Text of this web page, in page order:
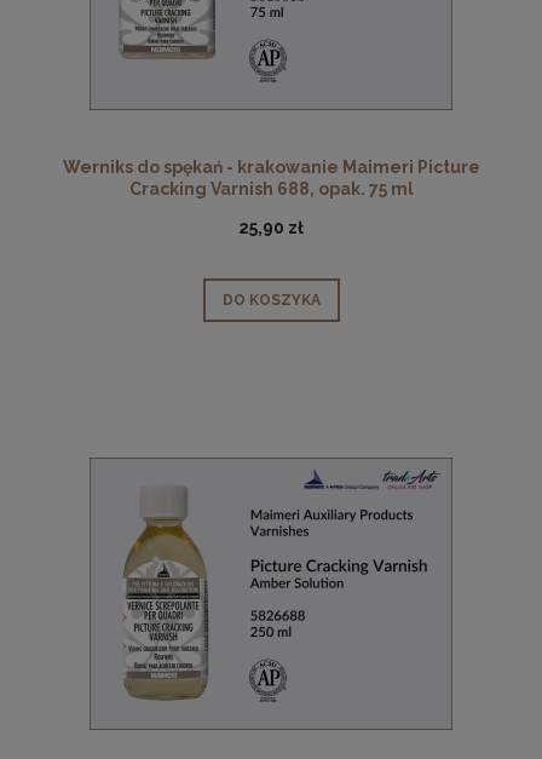
Werniks do spękań - krakowanie Maimeri Picture
Cracking Varnish 688, opak. 75 ml
25,90 zł
DO KOSZYKA